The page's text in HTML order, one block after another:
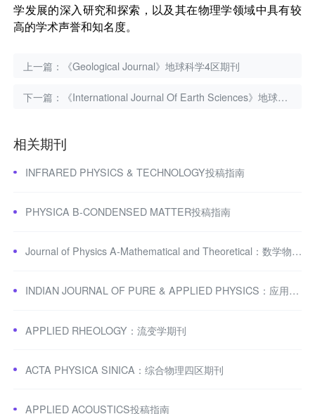
学发展的深入研究和探索，以及其在物理学领域中具有较
高的学术声誉和知名度。
上一篇： 《Geological Journal》地球科学4区期刊
下一篇： 《International Journal Of Earth Sciences》地球科学3区期刊
相关期刊
INFRARED PHYSICS & TECHNOLOGY投稿指南
PHYSICA B-CONDENSED MATTER投稿指南
Journal of Physics A-Mathematical and Theoretical：数学物理三区期刊
INDIAN JOURNAL OF PURE & APPLIED PHYSICS：应用物理学期刊
APPLIED RHEOLOGY：流变学期刊
ACTA PHYSICA SINICA：综合物理四区期刊
APPLIED ACOUSTICS投稿指南